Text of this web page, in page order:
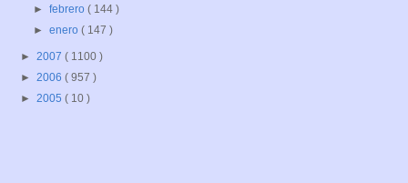
►febrero( 144 )
►enero( 147 )
► 2007 ( 1100 )
► 2006 ( 957 )
► 2005 ( 10 )